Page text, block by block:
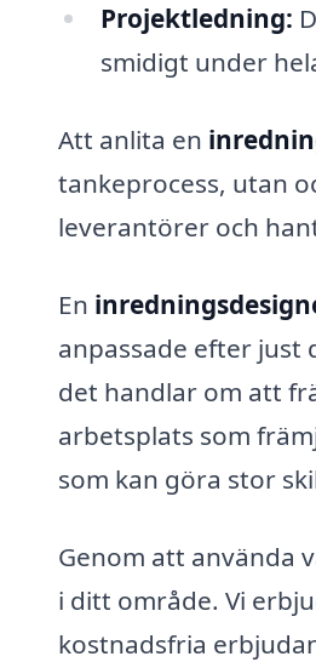
Projektledning:
smidigt under
Att anlita en
tankeprocess, utan
leverantörer och
En
anpassade efter just
det handlar om att
arbetsplats som
som kan göra stor
Genom att använda
i ditt område. Vi
kostnadsfria